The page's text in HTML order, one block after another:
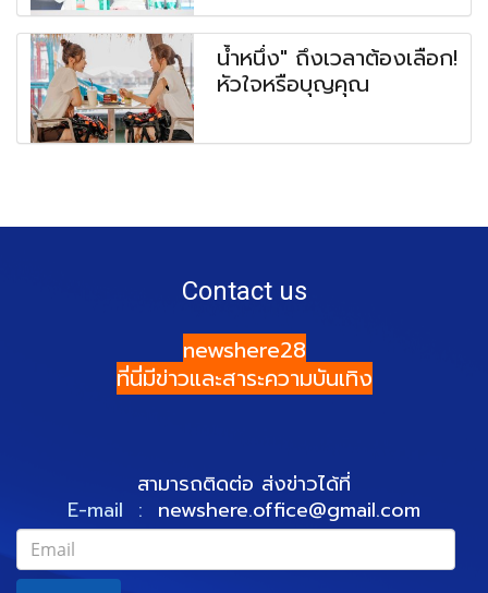
น้ำหนึ่ง" ถึงเวลาต้องเลือก!
หัวใจหรือบุญคุณ
Contact us
newshere28
ที่นี่มีข่าวและสาระความบันเทิง
สามารถติดต่อ ส่งข่าวได้ที่
E-mail : newshere.office@gmail.com